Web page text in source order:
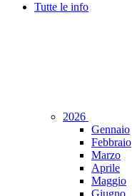
Tutte le info
2026
Gennaio
Febbraio
Marzo
Aprile
Maggio